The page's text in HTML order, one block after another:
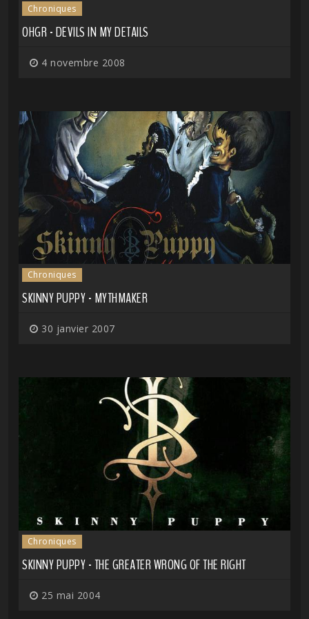
Chroniques
OHGR - DEVILS IN MY DETAILS
4 novembre 2008
Chroniques
SKINNY PUPPY - MYTHMAKER
30 janvier 2007
Chroniques
SKINNY PUPPY - THE GREATER WRONG OF THE RIGHT
25 mai 2004